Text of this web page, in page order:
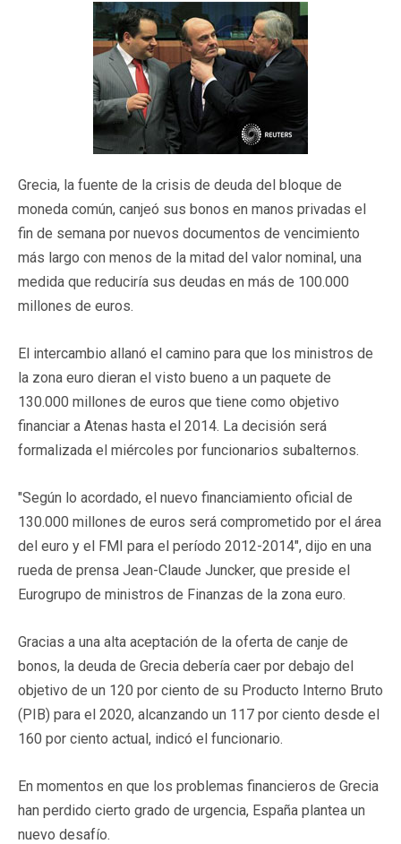
Grecia, la fuente de la crisis de deuda del bloque de
moneda común, canjeó sus bonos en manos privadas el
fin de semana por nuevos documentos de vencimiento
más largo con menos de la mitad del valor nominal, una
medida que reduciría sus deudas en más de 100.000
millones de euros.
El intercambio allanó el camino para que los ministros de
la zona euro dieran el visto bueno a un paquete de
130.000 millones de euros que tiene como objetivo
financiar a Atenas hasta el 2014. La decisión será
formalizada el miércoles por funcionarios subalternos.
"Según lo acordado, el nuevo financiamiento oficial de
130.000 millones de euros será comprometido por el área
del euro y el FMI para el período 2012-2014", dijo en una
rueda de prensa Jean-Claude Juncker, que preside el
Eurogrupo de ministros de Finanzas de la zona euro.
Gracias a una alta aceptación de la oferta de canje de
bonos, la deuda de Grecia debería caer por debajo del
objetivo de un 120 por ciento de su Producto Interno Bruto
(PIB) para el 2020, alcanzando un 117 por ciento desde el
160 por ciento actual, indicó el funcionario.
En momentos en que los problemas financieros de Grecia
han perdido cierto grado de urgencia, España plantea un
nuevo desafío.